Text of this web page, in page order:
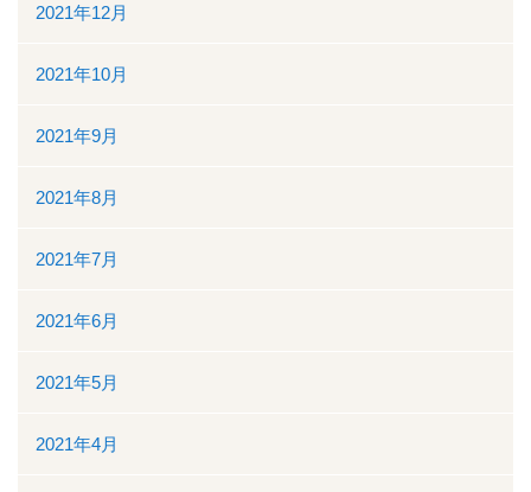
2021年12月
2021年10月
2021年9月
2021年8月
2021年7月
2021年6月
2021年5月
2021年4月